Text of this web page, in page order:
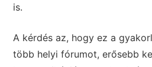
is.
A kérdés az, hogy ez a
több helyi fórumot, erősebb